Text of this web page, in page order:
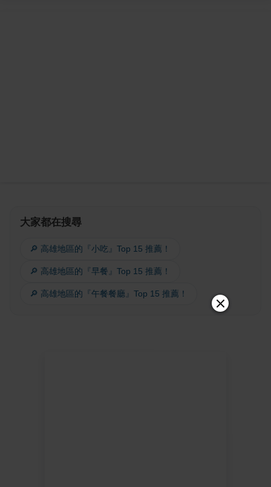
大家都在搜尋
🔎 高雄地區的『小吃』Top 15 推薦！
🔎 高雄地區的『早餐』Top 15 推薦！
🔎 高雄地區的『午餐餐廳』Top 15 推薦！